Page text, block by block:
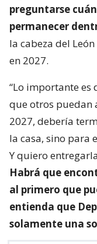
preguntarse
permanecer
la cabeza del
en 2027.
“Lo importante
que otros puedan
2027, debería
la casa, sino para
Y quiero
Habrá que
al primero que
entienda que
solamente una